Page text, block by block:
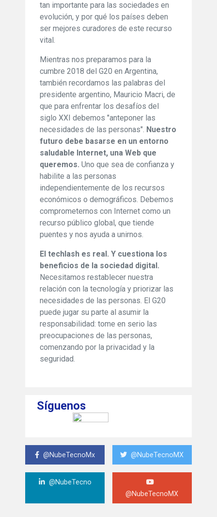
tan importante para las sociedades en
evolución, y por qué los países deben
ser mejores curadores de este recurso
vital.
Mientras nos preparamos para la
cumbre 2018 del G20 en Argentina,
también recordamos las palabras del
presidente argentino, Mauricio Macri, de
que para enfrentar los desafíos del
siglo XXI debemos "anteponer las
necesidades de las personas". Nuestro
futuro debe basarse en un entorno
saludable Internet, una Web que
queremos. Uno que sea de confianza y
habilite a las personas
independientemente de los recursos
económicos o demográficos. Debemos
comprometernos con Internet como un
recurso público global, que tiende
puentes y nos ayuda a unirnos.
El techlash es real. Y cuestiona los
beneficios de la sociedad digital.
Necesitamos restablecer nuestra
relación con la tecnología y priorizar las
necesidades de las personas. El G20
puede jugar su parte al asumir la
responsabilidad: tome en serio las
preocupaciones de las personas,
comenzando por la privacidad y la
seguridad.
Síguenos
@NubeTecnoMx @NubeTecnoMX
@NubeTecno
@NubeTecnoMX